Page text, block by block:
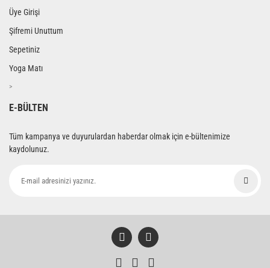
Üye Girişi
Şifremi Unuttum
Sepetiniz
Yoga Matı
>
E-BÜLTEN
Tüm kampanya ve duyurulardan haberdar olmak için e-bültenimize
kaydolunuz.